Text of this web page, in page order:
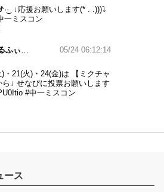
↓応援お願いします(* . .)))⤵
一ミスコン
05/24 06:12:14
21(火)・24(金)は 【ミクチャ
↓ せなぴに投票お願いします
#中一ミスコン
ース